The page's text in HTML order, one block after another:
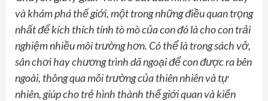
và khám phá thế giới, một trong những điều quan trọng
nhất để kích thích tính tò mò của con đó là cho con trải
nghiệm nhiều môi trường hơn. Có thể là trong sách vở,
sân chơi hay chương trình dã ngoại để con được ra bên
ngoài, thông qua môi trường của thiên nhiên và tự
nhiên, giúp cho trẻ hình thành thế giới quan và kiến